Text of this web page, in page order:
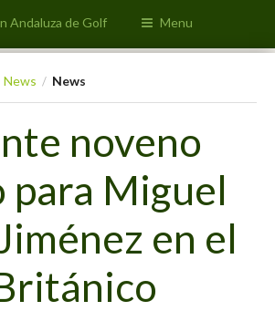
Andaluza de Golf Menu
News / News
noveno
para Miguel
en el